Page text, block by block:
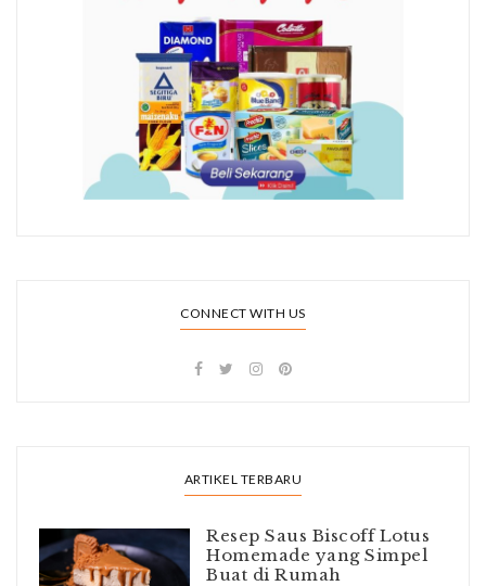
CONNECT WITH US
ARTIKEL TERBARU
Resep Saus Biscoff Lotus
Homemade yang Simpel
Buat di Rumah